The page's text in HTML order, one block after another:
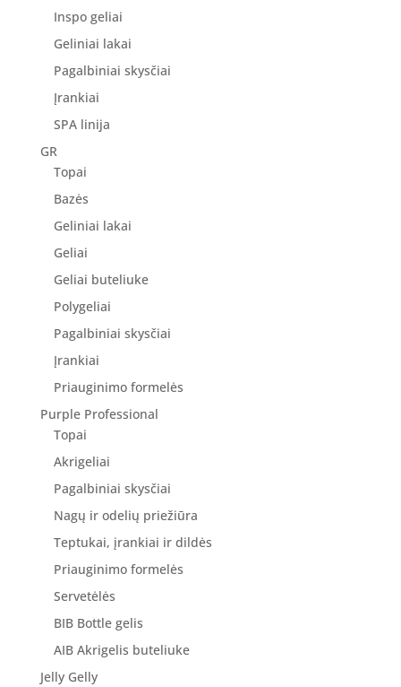
Inspo geliai
Geliniai lakai
Pagalbiniai skysčiai
Įrankiai
SPA linija
GR
Topai
Bazės
Geliniai lakai
Geliai
Geliai buteliuke
Polygeliai
Pagalbiniai skysčiai
Įrankiai
Priauginimo formelės
Purple Professional
Topai
Akrigeliai
Pagalbiniai skysčiai
Nagų ir odelių priežiūra
Teptukai, įrankiai ir dildės
Priauginimo formelės
Servetėlės
BIB Bottle gelis
AIB Akrigelis buteliuke
Jelly Gelly